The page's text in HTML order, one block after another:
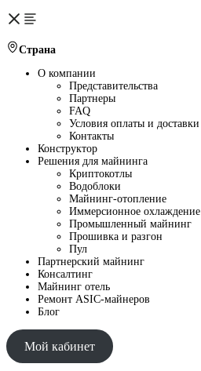
Страна
О компании
Представительства
Партнеры
FAQ
Условия оплаты и доставки
Контакты
Конструктор
Решения для майнинга
Криптокотлы
Водоблоки
Майнинг-отопление
Иммерсионное охлаждение
Промышленный майнинг
Прошивка и разгон
Пул
Партнерский майнинг
Консалтинг
Майнинг отель
Ремонт ASIC-майнеров
Блог
Мой кабинет